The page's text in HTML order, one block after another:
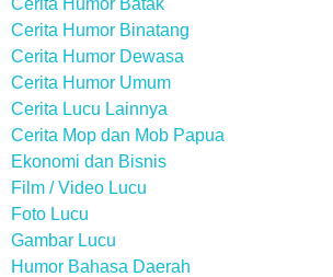
Cerita Humor Binatang
Cerita Humor Dewasa
Cerita Humor Umum
Cerita Lucu Lainnya
Cerita Mop dan Mob Papua
Ekonomi dan Bisnis
Film / Video Lucu
Foto Lucu
Gambar Lucu
Humor Bahasa Daerah